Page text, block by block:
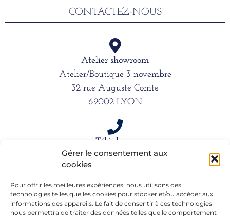
Gérer le consentement aux
cookies
Pour offrir les meilleures expériences, nous utilisons des
technologies telles que les cookies pour stocker et/ou accéder aux
informations des appareils. Le fait de consentir à ces technologies
nous permettra de traiter des données telles que le comportement
CONTACTEZ-NOUS
Atelier showroom
Atelier/Boutique 3 novembre
32 rue Auguste Comte
69002 LYON
Téléphone
06 15 61 39 66
Mail
alexandra.dargentre@sfr.fr